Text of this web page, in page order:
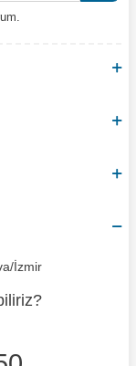
İzmir